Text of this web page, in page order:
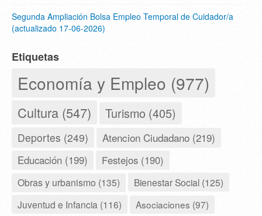
Segunda Ampliación Bolsa Empleo Temporal de Cuidador/a
(actualizado 17-06-2026)
Etiquetas
Economía y Empleo (977)
Cultura (547) Turismo (405)
Deportes (249) Atencion Ciudadano (219)
Educación (199) Festejos (190)
Obras y urbanismo (135)
Bienestar Social (125)
Juventud e Infancia (116)
Asociaciones (97)